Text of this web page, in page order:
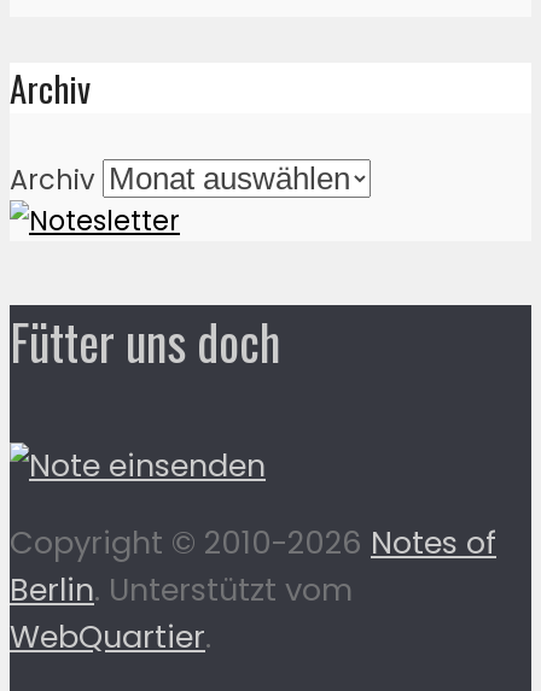
Archiv
Archiv
Fütter uns doch
Copyright © 2010-2026 Notes of
Berlin. Unterstützt vom
WebQuartier.